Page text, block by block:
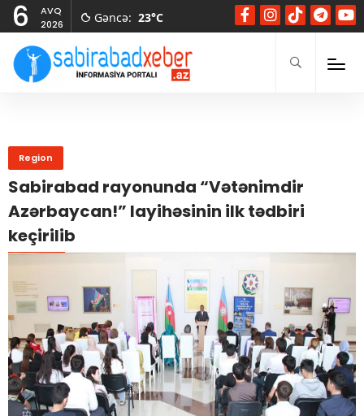
6
AVQ
2026
Gəncə: 23°C
Region
Sabirabad rayonunda “Vətənimdir
Azərbaycan!” layihəsinin ilk tədbiri
keçirilib